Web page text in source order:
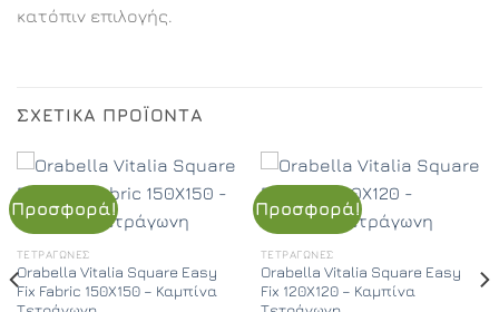
κατόπιν επιλογής.
ΣΧΕΤΙΚΆ ΠΡΟΪΌΝΤΑ
Προσφορά!
ΤΕΤΡΆΓΩΝΕΣ
Orabella Vitalia Square Easy
Fix Fabric 150X150 – Καμπίνα
Προσφορά!
ΤΕΤΡΆΓΩΝΕΣ
Orabella Vitalia Square Easy
Fix 120X120 – Καμπίνα